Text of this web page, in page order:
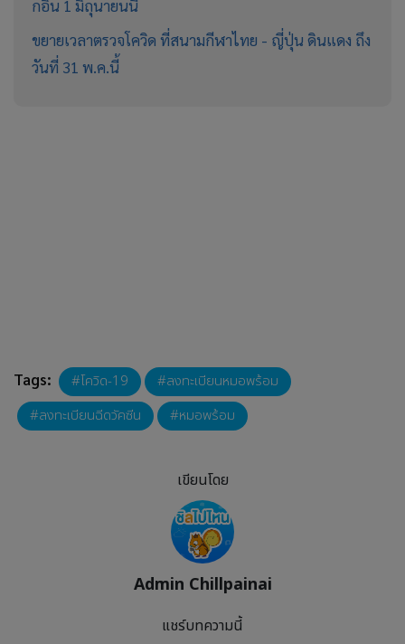
กอิน 1 มิถุนายนนี้
ขยายเวลาตรวจโควิด ที่สนามกีฬาไทย - ญี่ปุ่น ดินแดง ถึง
วันที่ 31 พ.ค.นี้
Tags: โควิด-19
ลงทะเบียนหมอพร้อม
ลงทะเบียนฉีดวัคซีน
หมอพร้อม
เขียนโดย
Admin Chillpainai
แชร์บทความนี้